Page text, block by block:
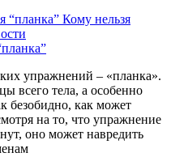
Кому нельзя
упражнений – «планка».
всего тела, а особенно
безобидно, как может
на то, что упражнение
оно может навредить